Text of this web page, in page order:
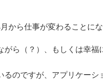
から仕事が変わることにな
がら（？）、もしくは幸
るのですが、アプリケーシ